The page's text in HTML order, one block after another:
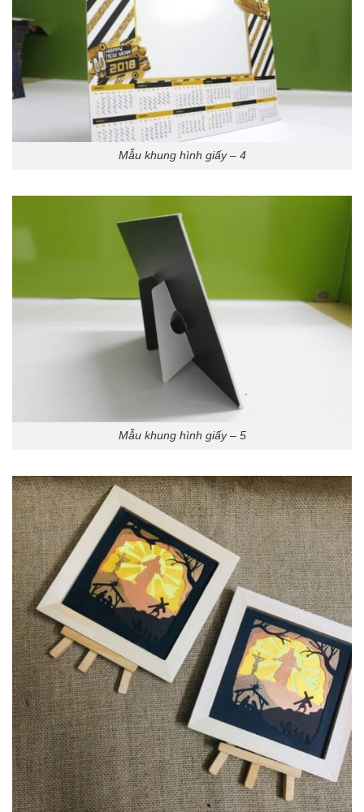
Mẫu khung hình giấy – 4
Mẫu khung hình giấy – 5